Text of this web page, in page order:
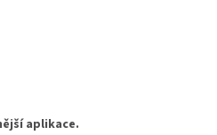
aplikace.